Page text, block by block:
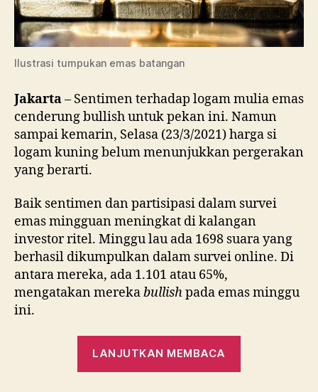
Ilustrasi tumpukan emas batangan
Jakarta– Sentimen terhadap logam mulia emas
cenderung bullish untuk pekan ini. Namun
sampai kemarin, Selasa (23/3/2021) harga si
logam kuning belum menunjukkan pergerakan
yang berarti.
Baik sentimen dan partisipasi dalam survei
emas mingguan meningkat di kalangan
investor ritel. Minggu lau ada 1698 suara yang
berhasil dikumpulkan dalam survei online. Di
antara mereka, ada 1.101 atau 65%,
mengatakan merekabullishpada emas minggu
ini.
LANJUTKAN MEMBACA